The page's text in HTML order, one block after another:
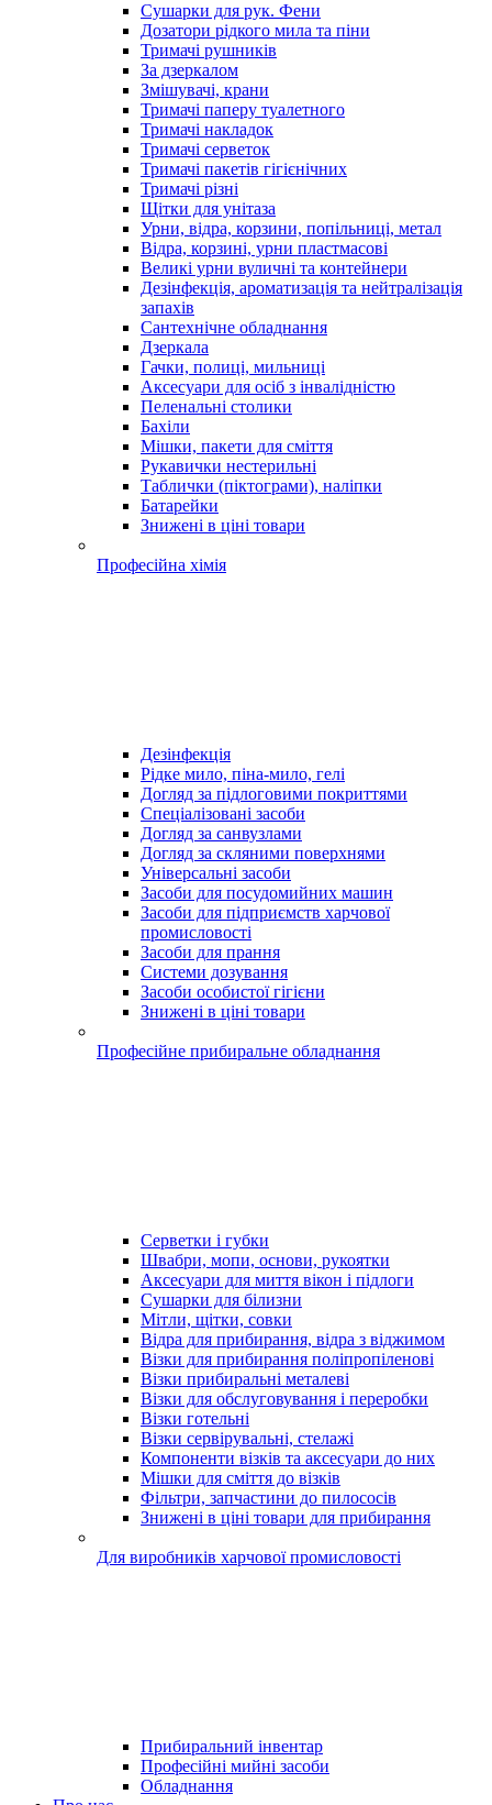
Сушарки для рук. Фени
Дозатори рідкого мила та піни
Тримачі рушників
За дзеркалом
Змішувачі, крани
Тримачі паперу туалетного
Тримачі накладок
Тримачі серветок
Тримачі пакетів гігієнічних
Тримачі різні
Щітки для унітаза
Урни, відра, корзини, попільниці, метал
Відра, корзині, урни пластмасові
Великі урни вуличні та контейнери
Дезінфекція, ароматизація та нейтралізація
запахів
Сантехнічне обладнання
Дзеркала
Гачки, полиці, мильниці
Аксесуари для осіб з інвалідністю
Пеленальні столики
Бахіли
Мішки, пакети для сміття
Рукавички нестерильні
Таблички (піктограми), наліпки
Батарейки
Знижені в ціні товари
Професійна хімія
Дезінфекція
Рідке мило, піна-мило, гелі
Догляд за підлоговими покриттями
Спеціалізовані засоби
Догляд за санвузлами
Догляд за скляними поверхнями
Універсальні засоби
Засоби для посудомийних машин
Засоби для підприємств харчової
промисловості
Засоби для прання
Системи дозування
Засоби особистої гігієни
Знижені в ціні товари
Професійне прибиральне обладнання
Серветки і губки
Швабри, мопи, основи, рукоятки
Аксесуари для миття вікон і підлоги
Сушарки для білизни
Мітли, щітки, совки
Відра для прибирання, відра з віджимом
Візки для прибирання поліпропіленові
Візки прибиральні металеві
Візки для обслуговування і переробки
Візки готельні
Візки сервірувальні, стелажі
Компоненти візків та аксесуари до них
Мішки для сміття до візків
Фільтри, запчастини до пилососів
Знижені в ціні товари для прибирання
Для виробників харчової промисловості
Прибиральний інвентар
Професійні мийні засоби
Обладнання